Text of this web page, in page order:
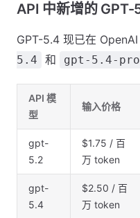
API 中新增的 GPT-
GPT-5.4 现已在
5.4
和 gpt-5.4-pro
API 模
型
输入价格
gpt-
5.2
$1.75 / 百
万 token
gpt-
5.4
$2.50 / 百
万 token